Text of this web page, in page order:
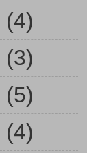
(4)
(3)
(5)
(4)